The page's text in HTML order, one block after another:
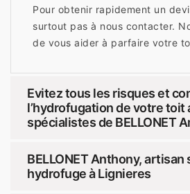
Pour obtenir rapidement un
surtout pas à nous contacter.
de vous aider à parfaire votre
Evitez tous les risques et
l’hydrofugation de votre toit
spécialistes de BELLONET
BELLONET Anthony,
hydrofuge à Lignieres